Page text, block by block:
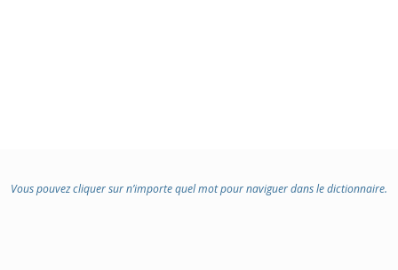
Vous pouvez cliquer sur n’importe quel mot pour naviguer dans le dictionnaire.